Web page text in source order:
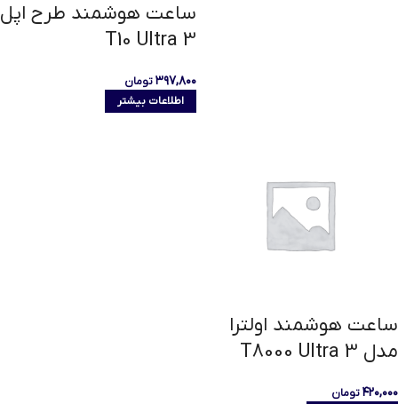
ساعت هوشمند طرح اپل
T10 Ultra 3
۳۹۷,۸۰۰تومان
اطلاعات بیشتر
ساعت هوشمند اولترا
مدل T8000 Ultra 3
۴۲۰,۰۰۰تومان